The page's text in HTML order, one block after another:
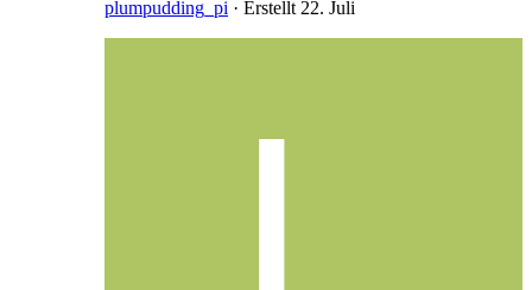
plumpudding_pi · Erstellt 22. Juli